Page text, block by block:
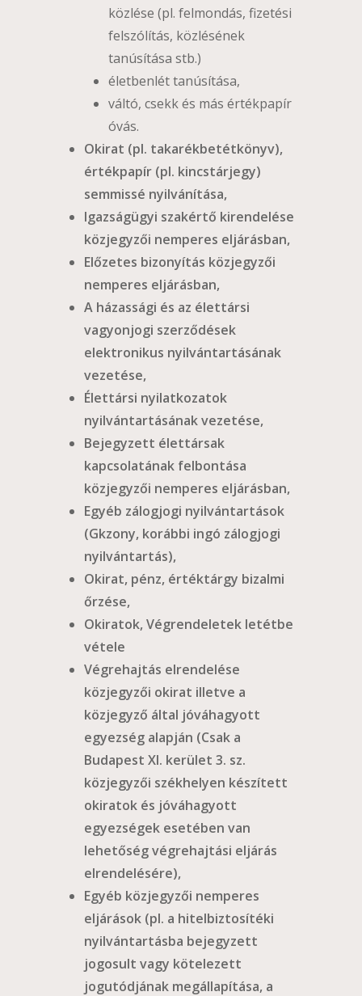
közlése (pl. felmondás, fizetési
felszólítás, közlésének
tanúsítása stb.)
életbenlét tanúsítása,
váltó, csekk és más értékpapír
óvás.
Okirat (pl. takarékbetétkönyv),
értékpapír (pl. kincstárjegy)
semmissé nyilvánítása,
Igazságügyi szakértő kirendelése
közjegyzői nemperes eljárásban,
Előzetes bizonyítás közjegyzői
nemperes eljárásban,
A házassági és az élettársi
vagyonjogi szerződések
elektronikus nyilvántartásának
vezetése,
Élettársi nyilatkozatok
nyilvántartásának vezetése,
Bejegyzett élettársak
kapcsolatának felbontása
közjegyzői nemperes eljárásban,
Egyéb zálogjogi nyilvántartások
(Gkzony, korábbi ingó zálogjogi
nyilvántartás),
Okirat, pénz, értéktárgy bizalmi
őrzése,
Okiratok, Végrendeletek letétbe
vétele
Végrehajtás elrendelése
közjegyzői okirat illetve a
közjegyző által jóváhagyott
egyezség alapján (Csak a
Budapest XI. kerület 3. sz.
közjegyzői székhelyen készített
okiratok és jóváhagyott
egyezségek esetében van
lehetőség végrehajtási eljárás
elrendelésére),
Egyéb közjegyzői nemperes
eljárások (pl. a hitelbiztosítéki
nyilvántartásba bejegyzett
jogosult vagy kötelezett
jogutódjának megállapítása, a